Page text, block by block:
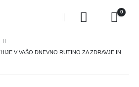
0
V VAŠO DNEVNO RUTINO ZA ZDRAVJE IN